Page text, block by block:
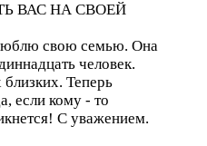
ВАС НА СВОЕЙ
свою семью. Она
человек.
Теперь
если кому - то
С уважением.